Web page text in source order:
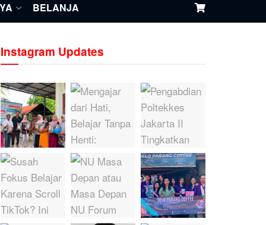
BELANJA
Instagram Updates